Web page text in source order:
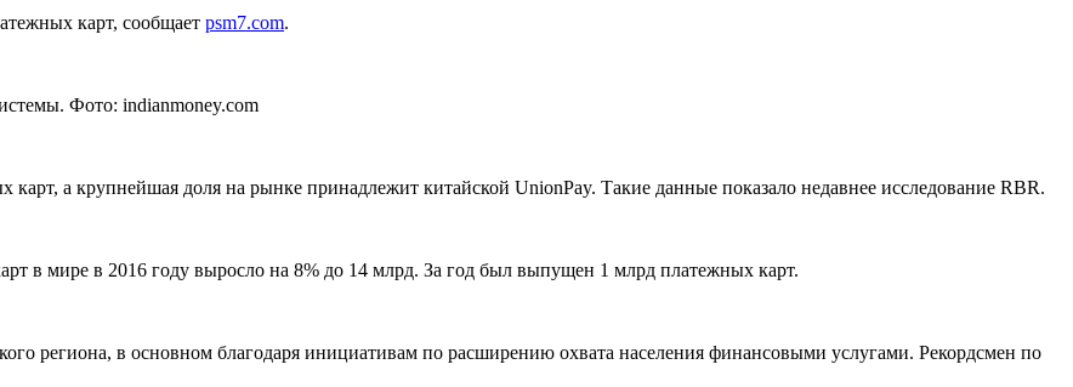
карт, сообщает psm7.com.
Фото: indianmoney.com
а крупнейшая доля на рынке принадлежит китайской UnionPay. Такие данные показало недавнее исследование RBR.
в мире в 2016 году выросло на 8% до 14 млрд. За год был выпущен 1 млрд платежных карт.
региона, в основном благодаря инициативам по расширению охвата населения финансовыми услугами. Рекордсмен по